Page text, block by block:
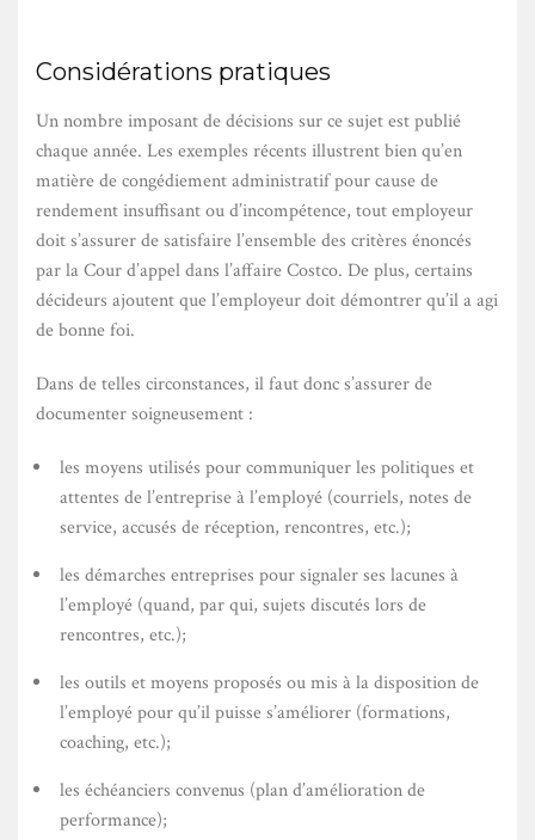
Considérations pratiques
Un nombre imposant de décisions sur ce sujet est publié
chaque année. Les exemples récents illustrent bien qu’en
matière de congédiement administratif pour cause de
rendement insuffisant ou d’incompétence, tout employeur
doit s’assurer de satisfaire l’ensemble des critères énoncés
par la Cour d’appel dans l’affaire Costco. De plus, certains
décideurs ajoutent que l’employeur doit démontrer qu’il a agi
de bonne foi.
Dans de telles circonstances, il faut donc s’assurer de
documenter soigneusement :
les moyens utilisés pour communiquer les politiques et
attentes de l’entreprise à l’employé (courriels, notes de
service, accusés de réception, rencontres, etc.);
les démarches entreprises pour signaler ses lacunes à
l’employé (quand, par qui, sujets discutés lors de
rencontres, etc.);
les outils et moyens proposés ou mis à la disposition de
l’employé pour qu’il puisse s’améliorer (formations,
coaching, etc.);
les échéanciers convenus (plan d’amélioration de
performance);